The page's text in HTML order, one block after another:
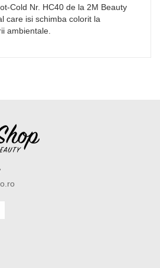
Cold Nr. HC40 de la 2M Beauty
care isi schimba colorit la
ambientale.